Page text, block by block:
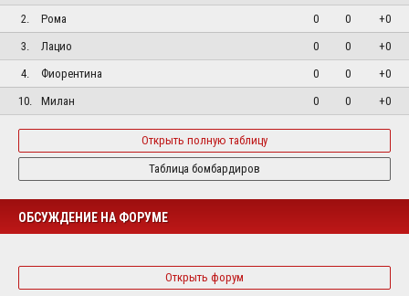
2.
Рома 0 0
+0
3.
Лацио 0 0
+0
4.
Фиорентина 0 0
+0
10.
Милан 0 0 +0
Открыть полную таблицу
Таблица бомбардиров
ОБСУЖДЕНИЕ НА ФОРУМЕ
Открыть форум